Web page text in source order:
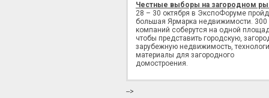
Честные выборы на загородном
28 – 30 октября в ЭкспоФоруме
большая Ярмарка недвижимости. 300
компаний соберутся на одной
чтобы представить городскую,
зарубежную недвижимость,
материалы для загородного
домостроения.
-->